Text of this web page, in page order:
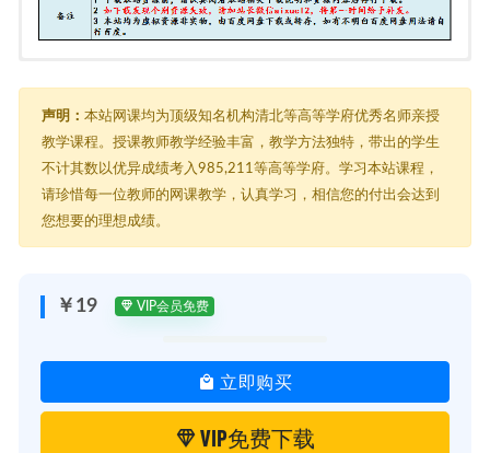
└─ 2@2d游戏官方开发教程
├─ 00.Unity 2D環境開發功能介紹.mp4
├─ 02.Sprite(精灵）物体介绍与编辑.mp4
├─ 03.2d动画制作及动画事件.mp4
├─ 04.2d rigidBody刚体介绍.mp4
├─ 05.2d rigidBody刚体工作流程.mp4
├─ 09.实施2D刚体力及构建二维矢量（一）.mp4
├─ 10.实施2D刚体力及构建二维矢量（二）.mp4
├─ 12.实施2D刚体力及构建二维矢量（四）.mp4
├─ 13.游戏蛮牛 第二季 Unity Native 2D系列教程 第十三讲 2D刚体碰
撞消息传递.mp4
├─ 14.2D触发消息传递.mp4
├─ 15.2D刚体铰链关节.mp4
声明： 本站网课均为顶级知名机构清北等高等学府优秀名师亲授
教学课程。授课教师教学经验丰富，教学方法独特，带出的学生
不计其数以优异成绩考入985,211等高等学府。学习本站课程，
请珍惜每一位教师的网课教学，认真学习，相信您的付出会达到
您想要的理想成绩。
￥19 VIP会员免费
立即购买
VIP免费下载